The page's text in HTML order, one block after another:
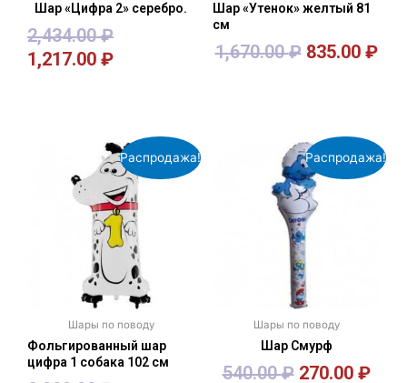
Шар «Цифра 2» серебро.
2,434.00₽
1,217.00 ₽
Шар «Утенок» желтый 81
см
1,670.00₽ 835.00 ₽
Распродажа!
Шары по поводу
Фольгированный шар
цифра 1 собака 102 см
Распродажа!
Шары по поводу
Шар Смурф
540.00₽ 270.00 ₽